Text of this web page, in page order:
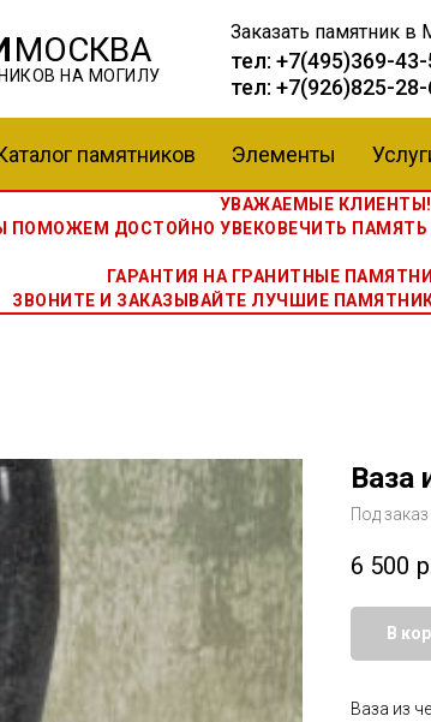
Заказать памятник в
тел: +7(495)369-
тел: +7(926)825-
МОСКВА
НА МОГИЛУ
памятников Элементы
УВАЖАЕМЫЕ КЛИЕНТЫ!
ПОМОЖЕМ ДОСТОЙНО УВЕКОВЕЧИТЬ ПАМЯТЬ
ГАРАНТИЯ НА ГРАНИТНЫЕ
ЗВОНИТЕ И ЗАКАЗЫВАЙТЕ ЛУЧШИЕ
Ваза
Под
6 500
В
Ваза из